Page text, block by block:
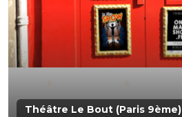
Théâtre Le Bout (Paris 9ème)